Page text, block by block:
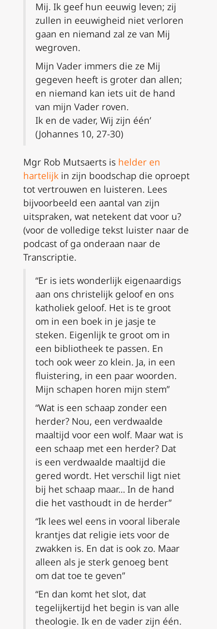
Mij. Ik geef hun eeuwig leven; zij
zullen in eeuwigheid niet verloren
gaan en niemand zal ze van Mij
wegroven.
Mijn Vader immers die ze Mij
gegeven heeft is groter dan allen;
en niemand kan iets uit de hand
van mijn Vader roven.
Ik en de vader, Wij zijn één’
(Johannes 10, 27-30)
Mgr Rob Mutsaerts is helder en
hartelijk in zijn boodschap die oproept
tot vertrouwen en luisteren. Lees
bijvoorbeeld een aantal van zijn
uitspraken, wat netekent dat voor u?
(voor de volledige tekst luister naar de
podcast of ga onderaan naar de
Transcriptie.
“Er is iets wonderlijk eigenaardigs
aan ons christelijk geloof en ons
katholiek geloof. Het is te groot
om in een boek in je jasje te
steken. Eigenlijk te groot om in
een bibliotheek te passen. En
toch ook weer zo klein. Ja, in een
fluistering, in een paar woorden.
Mijn schapen horen mijn stem”
“Wat is een schaap zonder een
herder? Nou, een verdwaalde
maaltijd voor een wolf. Maar wat is
een schaap met een herder? Dat
is een verdwaalde maaltijd die
gered wordt. Het verschil ligt niet
bij het schaap maar… In de hand
die het vasthoudt in de herder”
“Ik lees wel eens in vooral liberale
krantjes dat religie iets voor de
zwakken is. En dat is ook zo. Maar
alleen als je sterk genoeg bent
om dat toe te geven”
“En dan komt het slot, dat
tegelijkertijd het begin is van alle
theologie. Ik en de vader zijn één.